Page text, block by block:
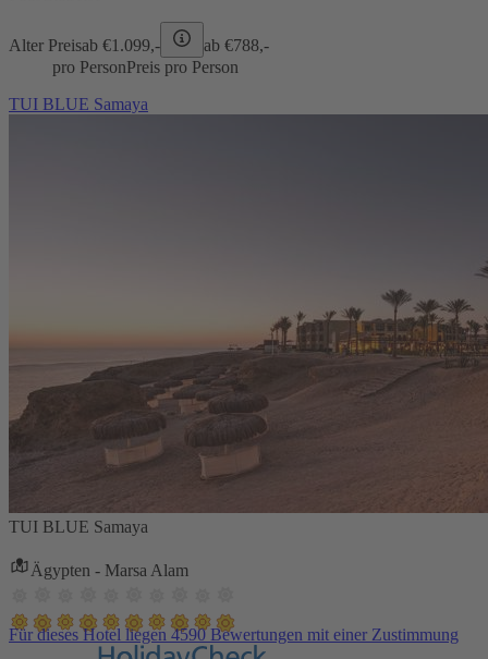
Alter Preisab €1.099,- ab €788,-
pro PersonPreis pro Person
TUI BLUE Samaya
TUI BLUE Samaya
Ägypten - Marsa Alam
Für dieses Hotel liegen 4590 Bewertungen mit einer Zustimmung